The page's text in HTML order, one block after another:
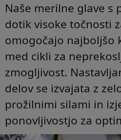
Naše merilne glave s
dotik visoke točnosti
omogočajo najboljšo
med cikli za
zmogljivost.
delov se izvajata z
prožilnimi silami in
ponovljivostjo za